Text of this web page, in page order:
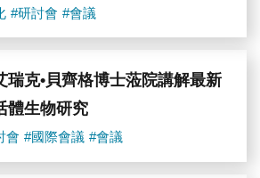
#研討會 #會議
瑞克•貝齊格博士蒞院講解最新
體生物研究
會 #國際會議 #會議